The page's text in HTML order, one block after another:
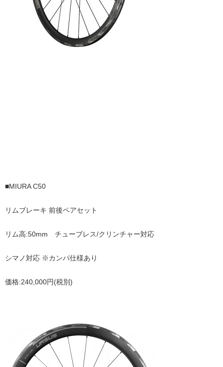
■MIURA C50
リムブレーキ 前後ペアセット
リム高:50mm チューブレス/クリンチャー対応
シマノ対応 ※カンパ仕様あり
価格:240,000円(税別)